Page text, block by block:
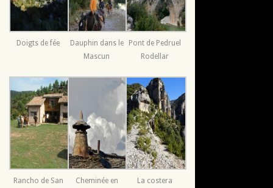
Doigts de fée
Dauphin dans le
Mascun
Pont de Pedruel
Rodellar
Rancho de San Cheminée en La costera